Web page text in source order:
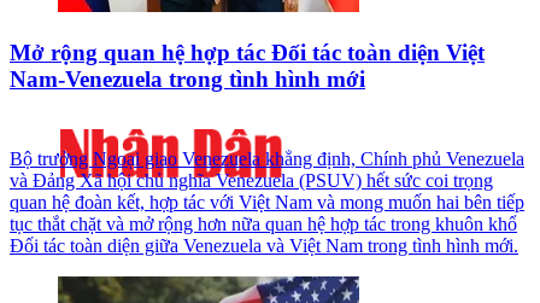
Mở rộng quan hệ hợp tác Đối tác toàn diện Việt
Nam-Venezuela trong tình hình mới
Bộ trưởng Ngoại giao Venezuela khẳng định, Chính phủ Venezuela
và Đảng Xã hội chủ nghĩa Venezuela (PSUV) hết sức coi trọng
quan hệ đoàn kết, hợp tác với Việt Nam và mong muốn hai bên tiếp
tục thắt chặt và mở rộng hơn nữa quan hệ hợp tác trong khuôn khổ
Đối tác toàn diện giữa Venezuela và Việt Nam trong tình hình mới.